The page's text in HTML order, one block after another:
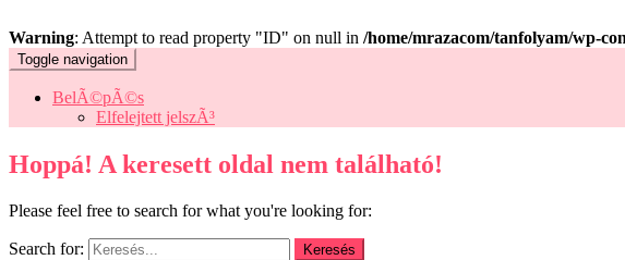
Warning: Attempt to read property "ID" on null in /home/mrazacom/tanfolyam/wp-
Toggle navigation
BelÃ©pÃ©s
Elfelejtett jelszÃ³
Hoppá! A keresett oldal nem található!
Please feel free to search for what you're looking for:
Search for: